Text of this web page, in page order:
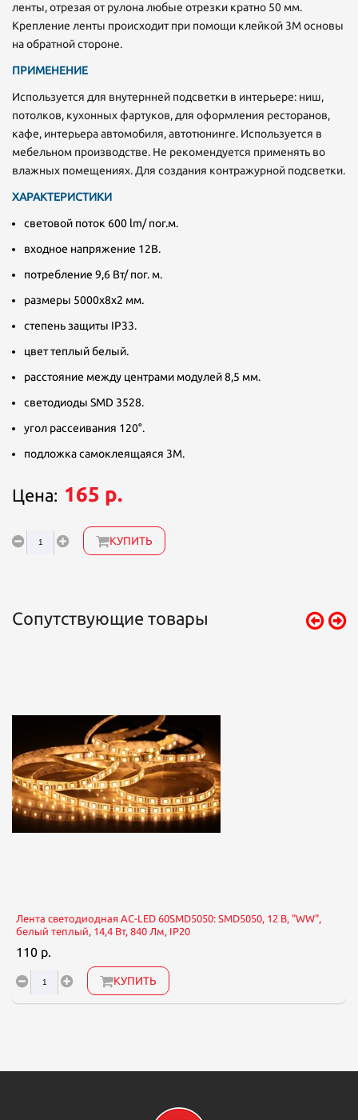
ленты, отрезая от рулона любые отрезки кратно 50 мм.
Крепление ленты происходит при помощи клейкой 3М основы
на обратной стороне.
ПРИМЕНЕНИЕ
Используется для внутернней подсветки в интерьере: ниш,
потолков, кухонных фартуков, для оформления ресторанов,
кафе, интерьера автомобиля, автотюнинге. Используется в
мебельном производстве. Не рекомендуется применять во
влажных помещениях. Для создания контражурной подсветки.
ХАРАКТЕРИСТИКИ
световой поток 600 lm/ пог.м.
входное напряжение 12В.
потребление 9,6 Вт/ пог. м.
размеры 5000х8х2 мм.
степень защиты IP33.
цвет теплый белый.
расстояние между центрами модулей 8,5 мм.
светодиоды SMD 3528.
угол рассеивания 120°.
подложка самоклеящаяся 3М.
Цена: 165 р.
КУПИТЬ
Сопутствующие товары
Лента светодиодная AC-LED 60SMD5050: SMD5050, 12 В, "WW",
белый теплый, 14,4 Вт, 840 Лм, IP20
110 р.
КУПИТЬ